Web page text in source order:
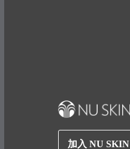
加入 NU SKIN